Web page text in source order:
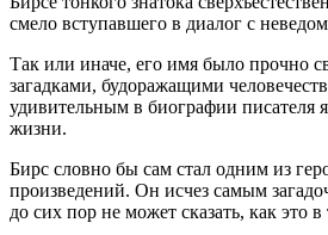
смело вступавшего в диалог с
Так или иначе, его имя было прочно
загадками, будоражащими
удивительным в биографии писателя
жизни.
Бирс словно бы сам стал одним из
произведений. Он исчез самым
до сих пор не может сказать, как это